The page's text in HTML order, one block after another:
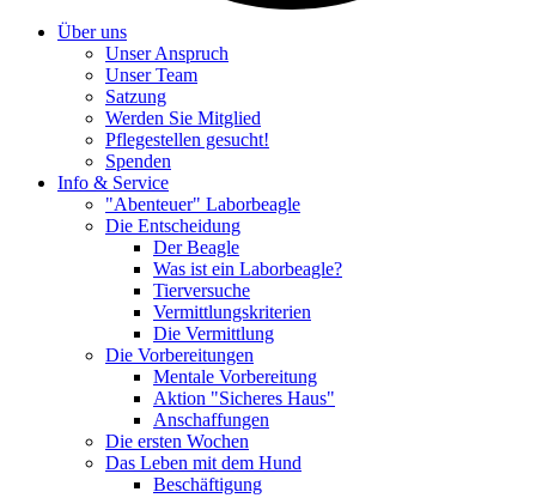
Über uns
Unser Anspruch
Unser Team
Satzung
Werden Sie Mitglied
Pflegestellen gesucht!
Spenden
Info & Service
"Abenteuer" Laborbeagle
Die Entscheidung
Der Beagle
Was ist ein Laborbeagle?
Tierversuche
Vermittlungskriterien
Die Vermittlung
Die Vorbereitungen
Mentale Vorbereitung
Aktion "Sicheres Haus"
Anschaffungen
Die ersten Wochen
Das Leben mit dem Hund
Beschäftigung